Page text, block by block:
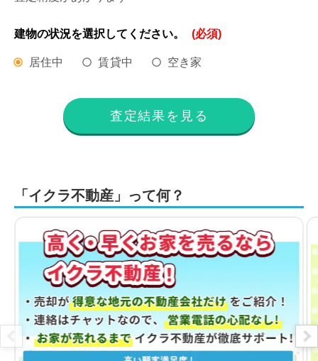
建物の状況を選択してください。 (必須)
居住中 賃貸中 空き家
査定結果を見る
「イクラ不動産」って何？